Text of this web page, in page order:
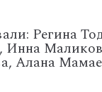
Регина
Инна
Алана